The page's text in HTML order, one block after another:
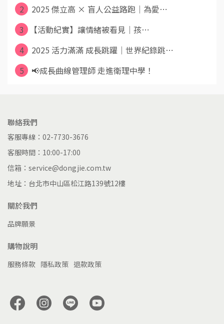
2
2025 傑立高 × 盲人公益路跑｜為愛⋯
3
​​​​​​【活動紀實】讓情緒被看見｜孩⋯
4
2025 活力滿滿 成長跳躍｜世界紀錄跳⋯
5
📢成長曲線管理師 走進衛理中學！
聯絡我們
客服專線：02-7730-3676
客服時間：10:00-17:00
信箱：service@dongjie.com.tw
地址：台北市中山區松江路139號12樓
關於我們
品牌願景
購物說明
服務條款 隱私政策 退款政策